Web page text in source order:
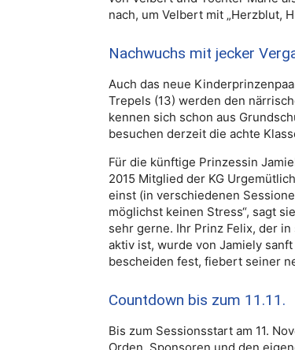
nach, um Velbert mit „Herzblut,
Nachwuchs mit jecker
Auch das neue
Trepels (13) werden den
kennen sich schon aus
besuchen derzeit die achte
Für die künftige Prinzessin
2015 Mitglied der KG
einst (in verschiedenen
möglichst keinen Stress“, sagt
sehr gerne. Ihr Prinz Felix, der
aktiv ist, wurde von Jamiely
bescheiden fest, fiebert seiner
Countdown bis zum 11.11.
Bis zum Sessionsstart am 11.